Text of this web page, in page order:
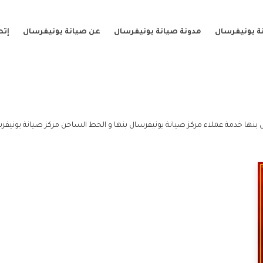
يونيفرسال مدونة صيانة يونيفرسال عن صيانة يونيفرسال
بنها خدمة عملاء مركز صيانة يونيفرسال بنها و الخط الساخن مركز صيانة